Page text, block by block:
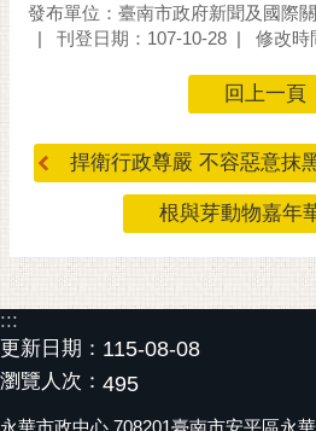
發布單位：臺南市政府新聞及國際
刊登日期：107-10-28
修改時
回上一頁
捍衛行政尊嚴 不容惡意抹
根與芽動物嘉年
:::
更新日期： 115-08-08
瀏覽人次： 495
永華市政中心 708201臺南市安平區永